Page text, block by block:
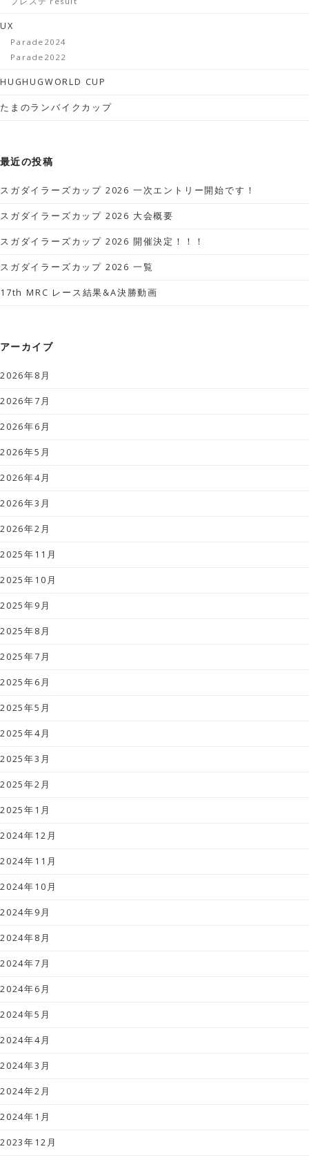
UX
Parade2024
Parade2022
HUGHUGWORLD CUP
たまのランバイクカップ
最近の投稿
スガダイラーズカップ 2026 一次エントリー開始です！
スガダイラーズカップ 2026 大会概要
スガダイラーズカップ 2026 開催決定！！！
スガダイラーズカップ 2026 一覧
17th MRC レース結果&A決勝動画
アーカイブ
2026年8月
2026年7月
2026年6月
2026年5月
2026年4月
2026年3月
2026年2月
2025年11月
2025年10月
2025年9月
2025年8月
2025年7月
2025年6月
2025年5月
2025年4月
2025年3月
2025年2月
2025年1月
2024年12月
2024年11月
2024年10月
2024年9月
2024年8月
2024年7月
2024年6月
2024年5月
2024年4月
2024年3月
2024年2月
2024年1月
2023年12月